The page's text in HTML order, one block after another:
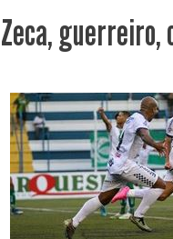
Zeca, guerreiro,